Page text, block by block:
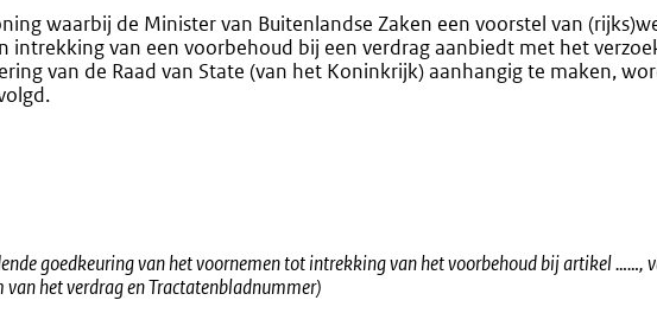
Nota
Van
waarbij de Minister van Buitenlandse Zaken een voorstel van
intrekking van een voorbehoud bij een verdrag aanbiedt met het
van de Raad van State (van het Koninkrijk) aanhangig te maken,
goedkeuring van het voornemen tot intrekking van het voorbehoud bij artikel ……,
het verdrag en Tractatenbladnummer)